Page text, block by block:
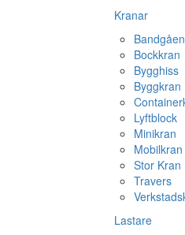
Kranar
Bockkran
Bygghiss
Byggkran
Lyftblock
Minikran
Mobilkran
Stor Kran
Travers
Lastare